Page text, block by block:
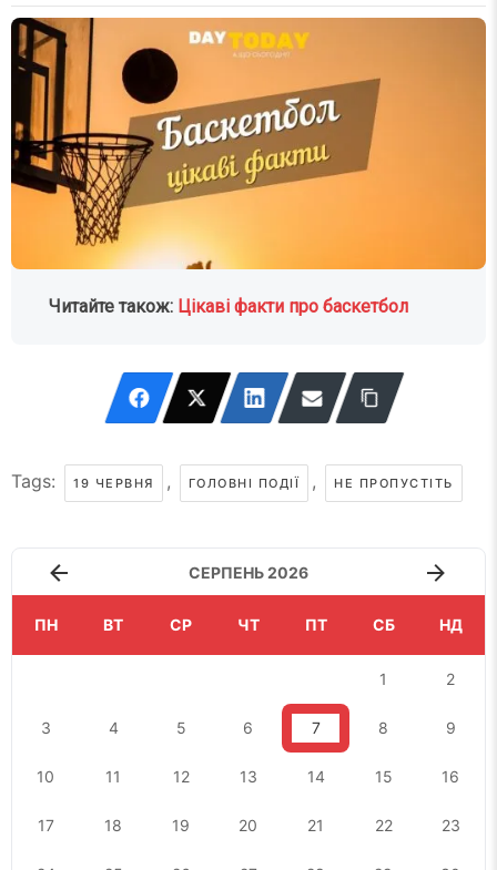
Читайте також: Цікаві факти про баскетбол
Tags: 19 ЧЕРВНЯ , ГОЛОВНІ ПОДІЇ , НЕ ПРОПУСТІТЬ
СЕРПЕНЬ 2026
ПН ВТ СР ЧТ ПТ СБ НД
1 2
3 4 5 6 7 8 9
10 11 12 13 14 15 16
17 18 19 20 21 22 23